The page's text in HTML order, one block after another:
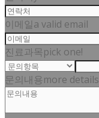
이메일a valid email
진료과목pick one!
문의내용more details